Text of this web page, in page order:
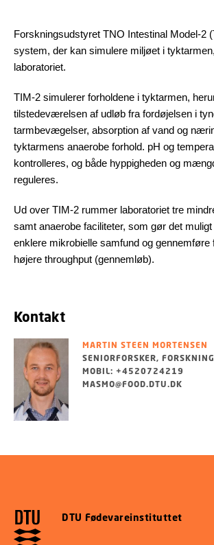
Forskningsudstyret TNO Intestinal Model-2
system, der kan simulere miljøet i
laboratoriet.
TIM-2 simulerer forholdene i tyktarmen,
tilstedeværelsen af udløb fra fordøjelsen i
tarmbevægelser, absorption af vand og
tyktarmens anaerobe forhold. pH og
kontrolleres, og både hyppigheden og
reguleres.
Ud over TIM-2 rummer laboratoriet tre
samt anaerobe faciliteter, som gør det
enklere mikrobielle samfund og gennemføre
højere throughput (gennemløb).
Kontakt
MARTIN STEEN MORTENSEN
SENIORFORSKER,
MOBIL: +4520724219
MASMO@FOOD.DTU.DK
DTU Fødevareinstituttet